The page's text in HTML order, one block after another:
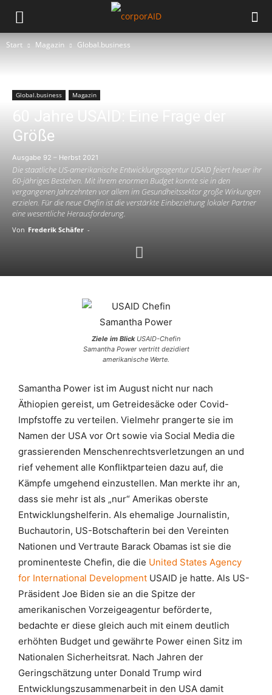
Start Magazin Global.business
Global.business Magazin
Größe
Ausgabe 92 – Herbst 2021
Die staatliche US-amerikanische Entwicklungsagentur USAID feiert heuer ihr
60-jähriges Bestehen. Mit ihrem enormen Budget konnte sie in den
vergangenen Jahrzehnten vor allem im Gesundheitssektor große Wirkungen
erzielen. Für die neue Chefin ist die verstärkte Einbeziehung lokaler Partner
eine wesentliche Herausforderung.
Von Frederik Schäfer -
Ziele im BlickUSAID-Chefin
Samantha Power vertritt dezidiert
amerikanische Werte.
Samantha Power ist im August nicht nur nach
Äthiopien gereist, um Getreidesäcke oder Covid-
Impfstoffe zu verteilen. Vielmehr prangerte sie im
Namen der USA vor Ort sowie via Social Media die
grassierenden Menschenrechtsverletzungen an und
rief vehement alle Konfliktparteien dazu auf, die
Kämpfe umgehend einzustellen. Man merkte ihr an,
dass sie mehr ist als „nur“ Amerikas oberste
Entwicklungshelferin. Als ehemalige Journalistin,
Buchautorin, US-Botschafterin bei den Vereinten
Nationen und Vertraute Barack Obamas ist sie die
prominenteste Chefin, die die United States Agency
for International Development USAID je hatte. Als US-
Präsident Joe Biden sie an die Spitze der
amerikanischen Vorzeigeagentur beförderte,
bedachte er diese gleich auch mit einem deutlich
erhöhten Budget und gewährte Power einen Sitz im
Nationalen Sicherheitsrat. Nach Jahren der
Geringschätzung unter Donald Trump wird
Entwicklungszusammenarbeit in den USA damit